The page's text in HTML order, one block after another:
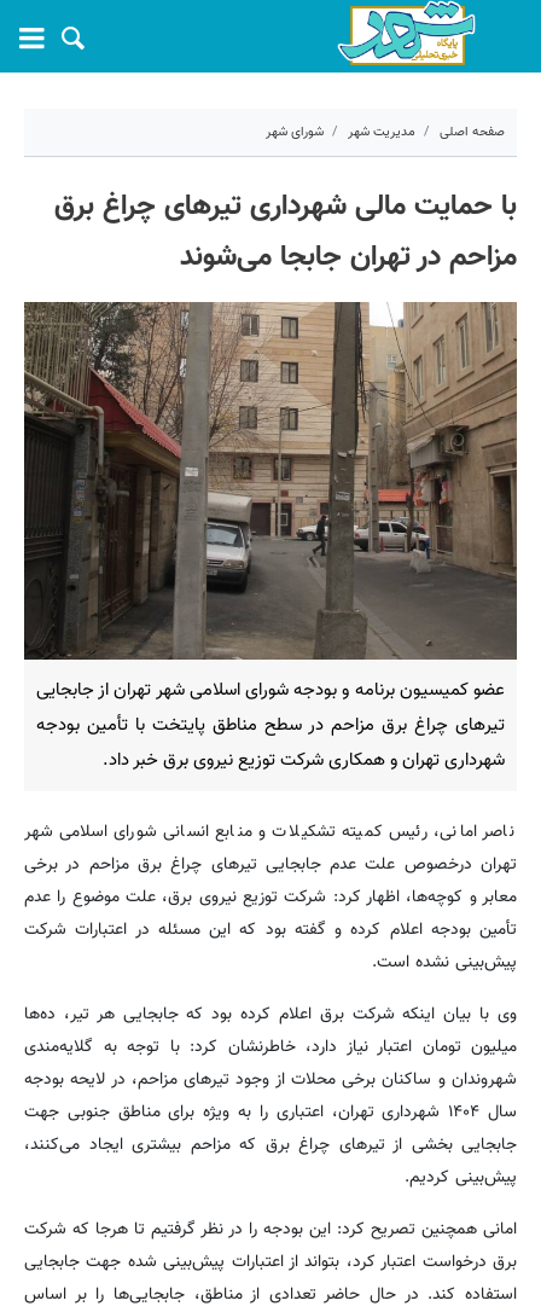
صفحه اصلی مدیریت شهر شورای شهر
با حمایت مالی شهرداری تیرهای چراغ برق
مزاحم در تهران جابجا می‌شوند
عضو کمیسیون برنامه و بودجه شورای اسلامی شهر تهران از جابجایی
تیرهای چراغ برق مزاحم در سطح مناطق پایتخت با تأمین بودجه
شهرداری تهران و همکاری شرکت توزیع نیروی برق خبر داد.
ناصر امانی، رئیس کمیته تشکیلات و منابع انسانی شورای اسلامی شهر
تهران درخصوص علت عدم جابجایی تیرهای چراغ برق مزاحم در برخی
معابر و کوچه‌ها، اظهار کرد: شرکت توزیع نیروی برق، علت موضوع را عدم
تأمین بودجه اعلام کرده و گفته بود که این مسئله در اعتبارات شرکت
پیش‌بینی نشده است.
وی با بیان اینکه شرکت برق اعلام کرده بود که جابجایی هر تیر، ده‌ها
میلیون تومان اعتبار نیاز دارد، خاطرنشان کرد: با توجه به گلایه‌مندی
شهروندان و ساکنان برخی محلات از وجود تیرهای مزاحم، در لایحه بودجه
سال ۱۴۰۴ شهرداری تهران، اعتباری را به ویژه برای مناطق جنوبی جهت
جابجایی بخشی از تیرهای چراغ برق که مزاحم بیشتری ایجاد می‌کنند،
پیش‌بینی کردیم.
امانی همچنین تصریح کرد: این بودجه را در نظر گرفتیم تا هرجا که شرکت
برق درخواست اعتبار کرد، بتواند از اعتبارات پیش‌بینی شده جهت جابجایی
استفاده کند. در حال حاضر تعدادی از مناطق، جابجایی‌ها را بر اساس